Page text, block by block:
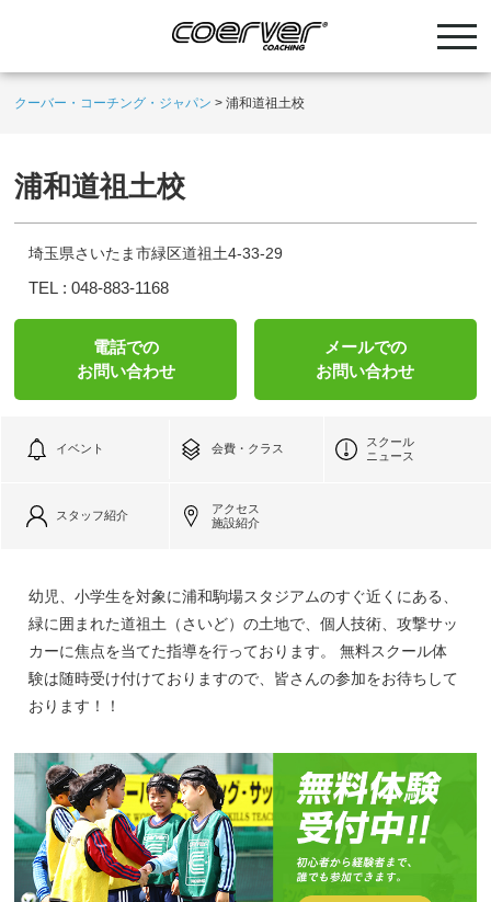
クーバー・コーチング・ジャパン >浦和道祖土校
浦和道祖土校
埼玉県さいたま市緑区道祖土4-33-29
TEL :048-883-1168
電話での
お問い合わせ
メールでの
お問い合わせ
イベント 会費・クラス
スクール
ニュース
スタッフ紹介
アクセス
施設紹介
幼児、小学生を対象に浦和駒場スタジアムのすぐ近くにある、
緑に囲まれた道祖土（さいど）の土地で、個人技術、攻撃サッ
カーに焦点を当てた指導を行っております。 無料スクール体
験は随時受け付けておりますので、皆さんの参加をお待ちして
おります！！